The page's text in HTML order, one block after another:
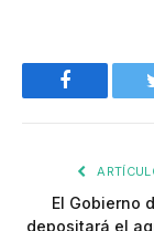
Facebook
El Gobierno
depositará el